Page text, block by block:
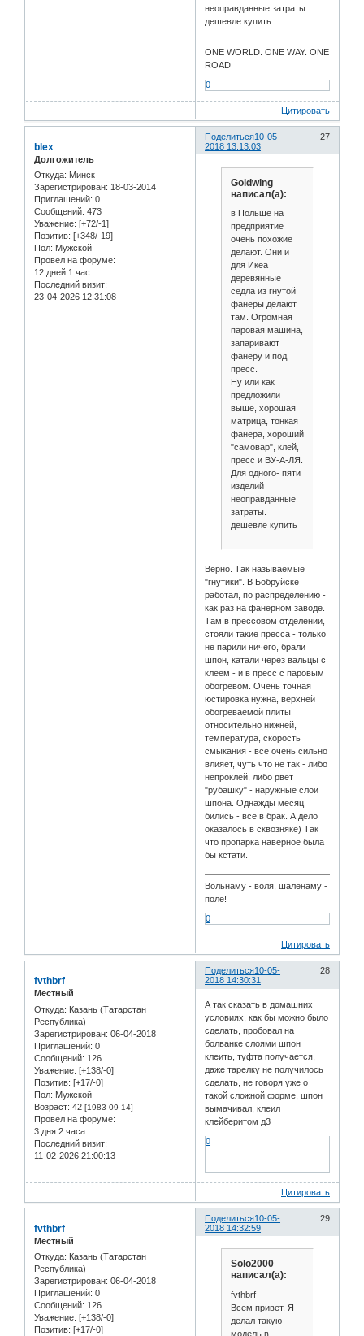
неоправданные затраты.
дешевле купить
ONE WORLD. ONE WAY. ONE
ROAD
0
Цитировать
Поделиться 27
10-05-
2018 13:13:03
blex
Долгожитель
Откуда: Минск
Зарегистрирован: 18-03-2014
Приглашений: 0
Сообщений: 473
Уважение: [+72/-1]
Позитив: [+348/-19]
Пол: Мужской
Провел на форуме:
12 дней 1 час
Последний визит:
23-04-2026 12:31:08
Goldwing
написал(а):
в Польше на
предприятие
очень похожие
делают. Они и
для Икеа
деревянные
седла из гнутой
фанеры делают
там. Огромная
паровая машина,
запаривают
фанеру и под
пресс.
Ну или как
предложили
выше, хорошая
матрица, тонкая
фанера, хороший
"самовар", клей,
пресс и ВУ-А-ЛЯ.
Для одного- пяти
изделий
неоправданные
затраты.
дешевле купить
Верно. Так называемые
"гнутики". В Бобруйске
работал, по распределению -
как раз на фанерном заводе.
Там в прессовом отделении,
стояли такие пресса - только
не парили ничего, брали
шпон, катали через вальцы с
клеем - и в пресс с паровым
обогревом. Очень точная
юстировка нужна, верхней
обогреваемой плиты
относительно нижней,
температура, скорость
смыкания - все очень сильно
влияет, чуть что не так - либо
непроклей, либо рвет
"рубашку" - наружные слои
шпона. Однажды месяц
бились - все в брак. А дело
оказалось в сквозняке) Так
что пропарка наверное была
бы кстати.
Вольнаму - воля, шаленаму -
поле!
0
Цитировать
Поделиться 28
10-05-
2018 14:30:31
fvthbrf
Местный
Откуда: Казань (Татарстан
Республика)
Зарегистрирован: 06-04-2018
Приглашений: 0
Сообщений: 126
Уважение: [+138/-0]
Позитив: [+17/-0]
Пол: Мужской
Возраст: 42 [1983-09-14]
Провел на форуме:
3 дня 2 часа
Последний визит:
11-02-2026 21:00:13
А так сказать в домашних
условиях, как бы можно было
сделать, пробовал на
болванке слоями шпон
клеить, туфта получается,
даже тарелку не получилось
сделать, не говоря уже о
такой сложной форме, шпон
вымачивал, клеил
клейберитом д3
0
Цитировать
Поделиться 29
10-05-
2018 14:32:59
fvthbrf
Местный
Откуда: Казань (Татарстан
Республика)
Зарегистрирован: 06-04-2018
Приглашений: 0
Сообщений: 126
Уважение: [+138/-0]
Позитив: [+17/-0]
Solo2000
написал(а):
fvthbrf
Всем привет. Я
делал такую
модель в